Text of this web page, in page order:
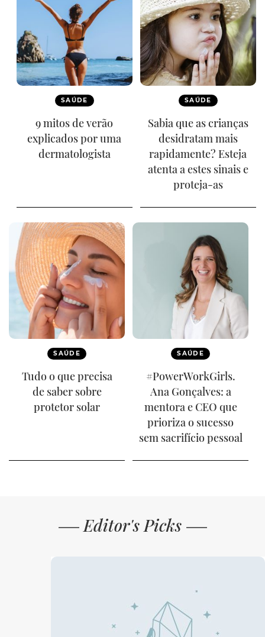
SAÚDE
9 mitos de verão
explicados por uma
dermatologista
SAÚDE
Sabia que as crianças
desidratam mais
rapidamente? Esteja
atenta a estes sinais e
proteja-as
SAÚDE
Tudo o que precisa
de saber sobre
protetor solar
SAÚDE
#PowerWorkGirls.
Ana Gonçalves: a
mentora e CEO que
prioriza o sucesso
sem sacrifício pessoal
Editor's Picks